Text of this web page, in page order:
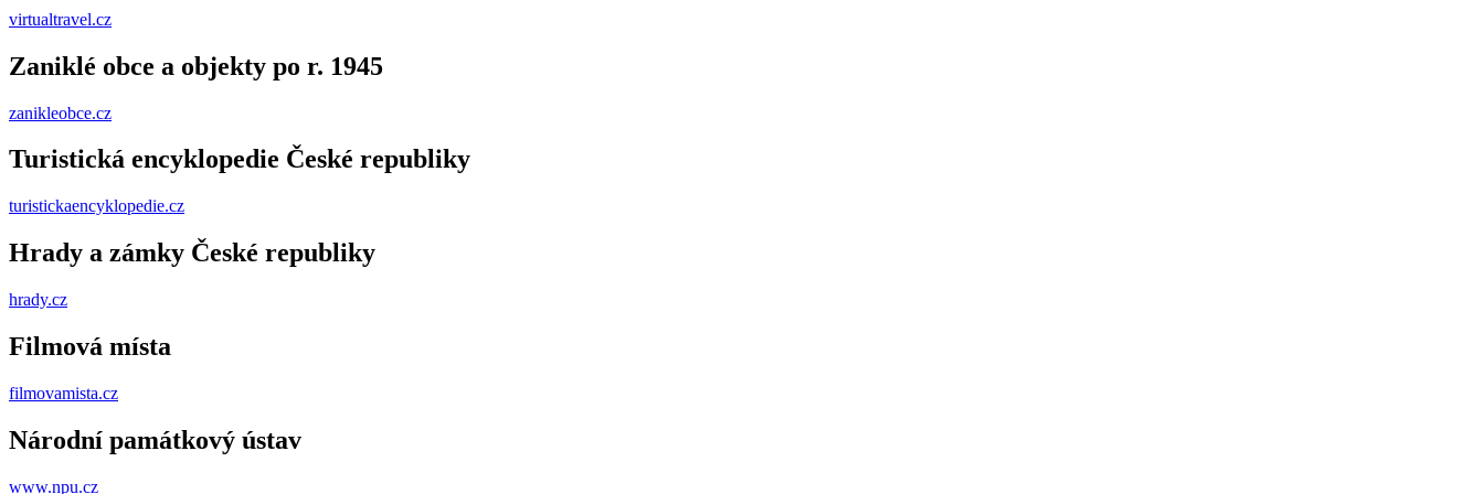
virtualtravel.cz
Zaniklé obce a objekty po r. 1945
zanikleobce.cz
Turistická encyklopedie České republiky
turistickaencyklopedie.cz
Hrady a zámky České republiky
hrady.cz
Filmová místa
filmovamista.cz
Národní památkový ústav
www.npu.cz